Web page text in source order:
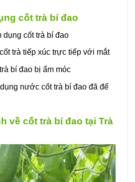
cốt trà bí đao
cốt trà bí đao
trà tiếp xúc trực tiếp với mắt
bí đao bị ẩm móc
nước cốt trà bí đao đã để
về cốt trà bí đao tại Trà